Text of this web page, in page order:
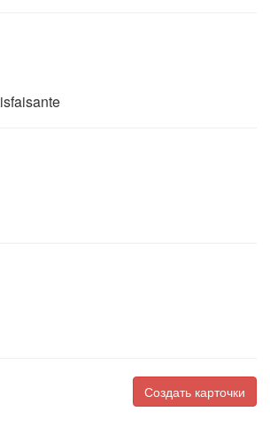
Создать карточки